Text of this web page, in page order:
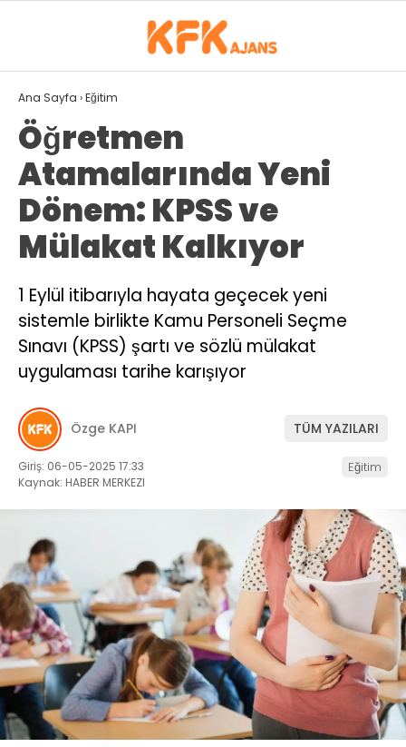
WhatsApp İhbar
Facebook
Instagram
Youtube
29°
GALERİ VİDEO
GÜNDEM
SPOR
EKONOMI
SIYASET
MAGAZIN
DÜNYA
EĞITIM
SAĞLIK
GENEL
KÜNYE
İLETIŞIM
Ana Sayfa ›Eğitim
Öğretmen
Atamalarında Yeni
Dönem: KPSS ve
Mülakat Kalkıyor
1 Eylül itibarıyla hayata geçecek yeni
sistemle birlikte Kamu Personeli Seçme
Sınavı (KPSS) şartı ve sözlü mülakat
uygulaması tarihe karışıyor
Özge KAPI TÜM YAZILARI
Giriş: 06-05-2025 17:33
Kaynak: HABER MERKEZI
Eğitim